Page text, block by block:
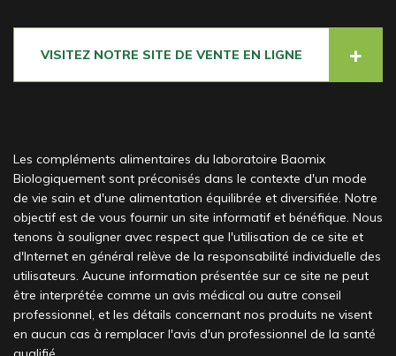
VISITEZ NOTRE SITE DE VENTE EN LIGNE
Les compléments alimentaires du laboratoire Baomix
Biologiquement sont préconisés dans le contexte d'un mode
de vie sain et d'une alimentation équilibrée et diversifiée. Notre
objectif est de vous fournir un site informatif et bénéfique. Nous
tenons à souligner avec respect que l'utilisation de ce site et
d'Internet en général relève de la responsabilité individuelle des
utilisateurs. Aucune information présentée sur ce site ne peut
être interprétée comme un avis médical ou autre conseil
professionnel, et les détails concernant nos produits ne visent
en aucun cas à remplacer l'avis d'un professionnel de la santé